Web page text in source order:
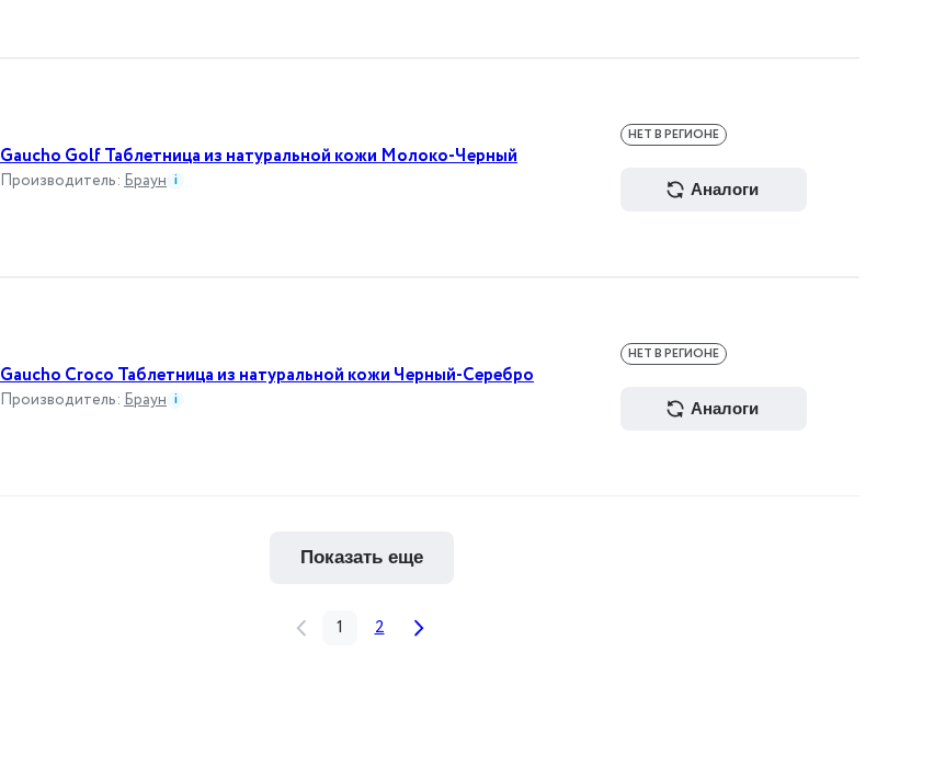
Gaucho Golf Таблетница из натуральной кожи Молоко-Черный
Производитель : Браун i
НЕТ В РЕГИОНЕ
аналоги
Gaucho Croco Таблетница из натуральной кожи Черный-Серебро
Производитель : Браун i
НЕТ В РЕГИОНЕ
аналоги
показать еще
1 2